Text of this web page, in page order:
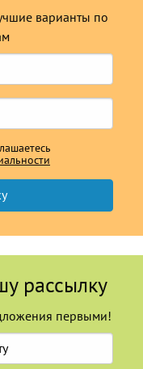
варианты по
рассылку
первыми!